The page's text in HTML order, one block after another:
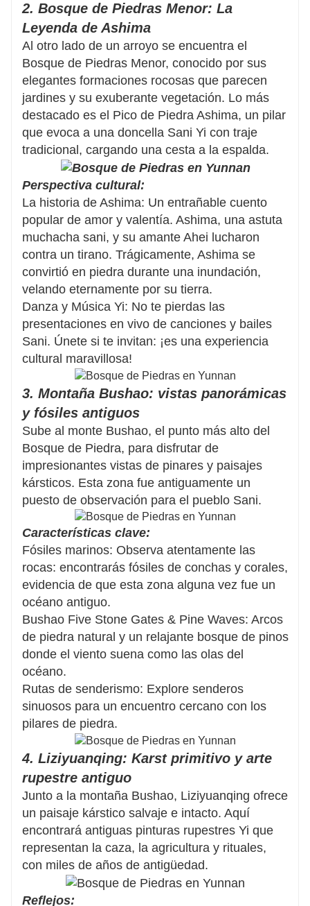
2. Bosque de Piedras Menor: La
Leyenda de Ashima
Al otro lado de un arroyo se encuentra el
Bosque de Piedras Menor, conocido por sus
elegantes formaciones rocosas que parecen
jardines y su exuberante vegetación. Lo más
destacado es el Pico de Piedra Ashima, un pilar
que evoca a una doncella Sani Yi con traje
tradicional, cargando una cesta a la espalda.
Perspectiva cultural:
La historia de Ashima: Un entrañable cuento
popular de amor y valentía. Ashima, una astuta
muchacha sani, y su amante Ahei lucharon
contra un tirano. Trágicamente, Ashima se
convirtió en piedra durante una inundación,
velando eternamente por su tierra.
Danza y Música Yi: No te pierdas las
presentaciones en vivo de canciones y bailes
Sani. Únete si te invitan: ¡es una experiencia
cultural maravillosa!
3. Montaña Bushao: vistas panorámicas
y fósiles antiguos
Sube al monte Bushao, el punto más alto del
Bosque de Piedra, para disfrutar de
impresionantes vistas de pinares y paisajes
kársticos. Esta zona fue antiguamente un
puesto de observación para el pueblo Sani.
Características clave:
Fósiles marinos: Observa atentamente las
rocas: encontrarás fósiles de conchas y corales,
evidencia de que esta zona alguna vez fue un
océano antiguo.
Bushao Five Stone Gates & Pine Waves: Arcos
de piedra natural y un relajante bosque de pinos
donde el viento suena como las olas del
océano.
Rutas de senderismo: Explore senderos
sinuosos para un encuentro cercano con los
pilares de piedra.
4. Liziyuanqing: Karst primitivo y arte
rupestre antiguo
Junto a la montaña Bushao, Liziyuanqing ofrece
un paisaje kárstico salvaje e intacto. Aquí
encontrará antiguas pinturas rupestres Yi que
representan la caza, la agricultura y rituales,
con miles de años de antigüedad.
Reflejos: